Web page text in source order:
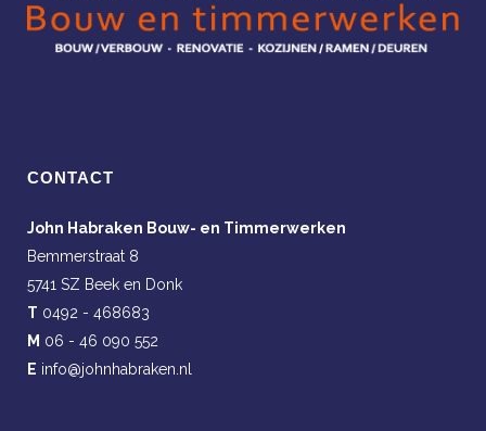
CONTACT
John Habraken Bouw- en Timmerwerken
Bemmerstraat 8
5741 SZ Beek en Donk
T 0492 - 468683
M 06 - 46 090 552
E info@johnhabraken.nl